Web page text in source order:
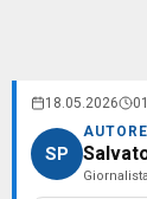
18.05.2026
SP
AUTORE